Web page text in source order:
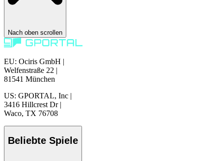
Nach oben scrollen
EU: Ociris GmbH |
Welfenstraße 22 |
81541 München
US: GPORTAL, Inc |
3416 Hillcrest Dr |
Waco, TX 76708
Beliebte Spiele